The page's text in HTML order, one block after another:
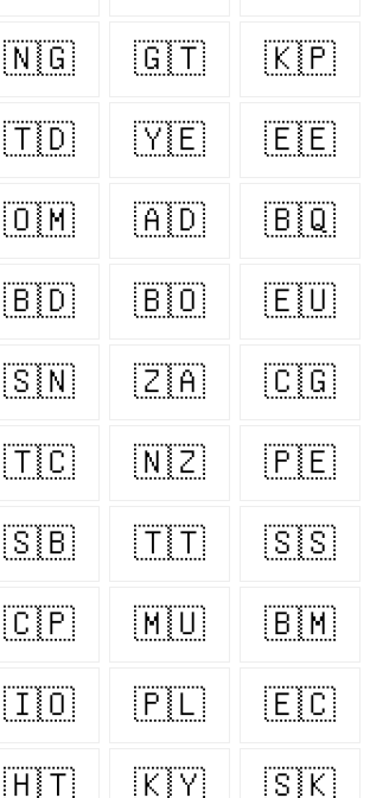
🇳🇬 🇬🇹 🇰🇵
🇹🇩 🇾🇪 🇪🇪
🇴🇲 🇦🇩 🇧🇶
🇧🇩 🇧🇴 🇪🇺
🇸🇳 🇿🇦 🇨🇬
🇹🇨 🇳🇿 🇵🇪
🇸🇧 🇹🇹 🇸🇸
🇨🇵 🇲🇺 🇧🇲
🇮🇴 🇵🇱 🇪🇨
🇭🇹 🇰🇾 🇸🇰